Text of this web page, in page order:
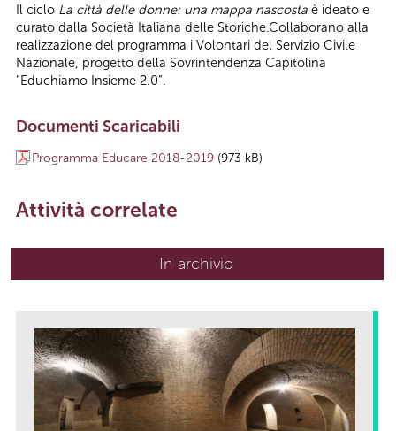
Il ciclo La città delle donne: una mappa nascosta è ideato e
curato dalla Società Italiana delle Storiche.Collaborano alla
realizzazione del programma i Volontari del Servizio Civile
Nazionale, progetto della Sovrintendenza Capitolina
“Educhiamo Insieme 2.0”.
Documenti Scaricabili
Programma Educare 2018-2019 (973 kB)
Attività correlate
In archivio